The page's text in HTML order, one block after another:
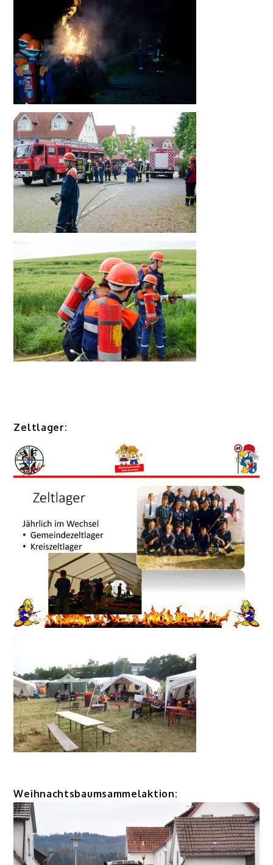
Zeltlager:
Weihnachtsbaumsammelaktion: